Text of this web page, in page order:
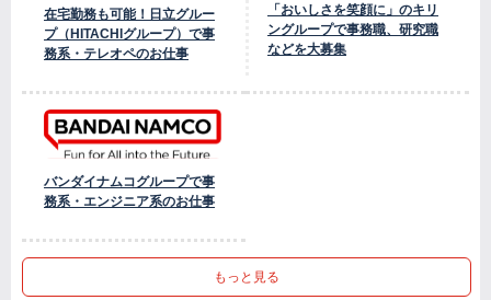
在宅勤務も可能！日立グルー
プ（HITACHIグループ）で事
務系・テレオペのお仕事
「おいしさを笑顔に」のキリ
ングループで事務職、研究職
などを大募集
バンダイナムコグループで事
務系・エンジニア系のお仕事
もっと見る